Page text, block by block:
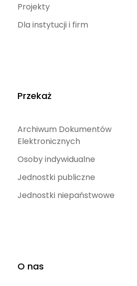
Projekty
Dla instytucji i firm
Przekaż
Archiwum Dokumentów
Elektronicznych
Osoby indywidualne
Jednostki publiczne
Jednostki niepaństwowe
O nas